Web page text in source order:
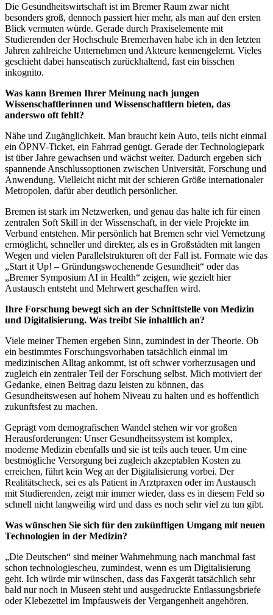
Die Gesundheitswirtschaft ist im Bremer Raum zwar nicht
besonders groß, dennoch passiert hier mehr, als man auf den ersten
Blick vermuten würde. Gerade durch Praxiselemente mit
Studierenden der Hochschule Bremerhaven habe ich in den letzten
Jahren zahlreiche Unternehmen und Akteure kennengelernt. Vieles
geschieht dabei hanseatisch zurückhaltend, fast ein bisschen
inkognito.
Was kann Bremen Ihrer Meinung nach jungen
Wissenschaftlerinnen und Wissenschaftlern bieten, das
anderswo oft fehlt?
Nähe und Zugänglichkeit. Man braucht kein Auto, teils nicht einmal
ein ÖPNV-Ticket, ein Fahrrad genügt. Gerade der Technologiepark
ist über Jahre gewachsen und wächst weiter. Dadurch ergeben sich
spannende Anschlussoptionen zwischen Universität, Forschung und
Anwendung. Vielleicht nicht mit der schieren Größe internationaler
Metropolen, dafür aber deutlich persönlicher.
Bremen ist stark im Netzwerken, und genau das halte ich für einen
zentralen Soft Skill in der Wissenschaft, in der viele Projekte im
Verbund entstehen. Mir persönlich hat Bremen sehr viel Vernetzung
ermöglicht, schneller und direkter, als es in Großstädten mit langen
Wegen und vielen Parallelstrukturen oft der Fall ist. Formate wie das
„Start it Up! – Gründungswochenende Gesundheit“ oder das
„Bremer Symposium AI in Health“ zeigen, wie gezielt hier
Austausch entsteht und Mehrwert geschaffen wird.
Ihre Forschung bewegt sich an der Schnittstelle von Medizin
und Digitalisierung. Was treibt Sie inhaltlich an?
Viele meiner Themen ergeben Sinn, zumindest in der Theorie. Ob
ein bestimmtes Forschungsvorhaben tatsächlich einmal im
medizinischen Alltag ankommt, ist oft schwer vorherzusagen und
zugleich ein zentraler Teil der Forschung selbst. Mich motiviert der
Gedanke, einen Beitrag dazu leisten zu können, das
Gesundheitswesen auf hohem Niveau zu halten und es hoffentlich
zukunftsfest zu machen.
Geprägt vom demografischen Wandel stehen wir vor großen
Herausforderungen: Unser Gesundheitssystem ist komplex,
moderne Medizin ebenfalls und sie ist teils auch teuer. Um eine
bestmögliche Versorgung bei zugleich akzeptablen Kosten zu
erreichen, führt kein Weg an der Digitalisierung vorbei. Der
Realitätscheck, sei es als Patient in Arztpraxen oder im Austausch
mit Studierenden, zeigt mir immer wieder, dass es in diesem Feld so
schnell nicht langweilig wird und dass es noch sehr viel zu tun gibt.
Was wünschen Sie sich für den zukünftigen Umgang mit neuen
Technologien in der Medizin?
„Die Deutschen“ sind meiner Wahrnehmung nach manchmal fast
schon technologiescheu, zumindest, wenn es um Digitalisierung
geht. Ich würde mir wünschen, dass das Faxgerät tatsächlich sehr
bald nur noch in Museen steht und ausgedruckte Entlassungsbriefe
oder Klebezettel im Impfausweis der Vergangenheit angehören.